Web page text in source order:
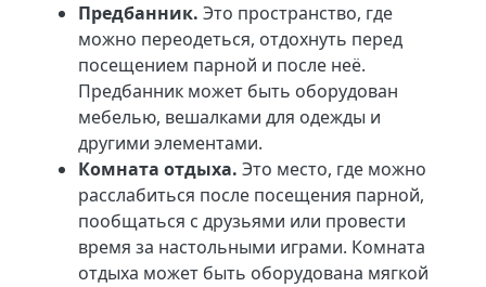
Предбанник. Это пространство, где
можно переодеться, отдохнуть перед
посещением парной и после неё.
Предбанник может быть оборудован
мебелью, вешалками для одежды и
другими элементами.
Комната отдыха. Это место, где можно
расслабиться после посещения парной,
пообщаться с друзьями или провести
время за настольными играми. Комната
отдыха может быть оборудована мягкой